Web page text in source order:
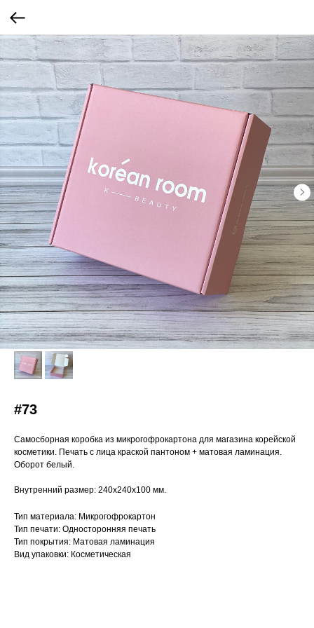
#73
Самосборная коробка из микрогофрокартона для магазина корейской
косметики. Печать с лица краской пантоном + матовая ламинация.
Оборот белый.
Внутренний размер: 240х240х100 мм.
Тип материала: Микрогофрокартон
Тип печати: Односторонняя печать
Тип покрытия: Матовая ламинация
Вид упаковки: Косметическая